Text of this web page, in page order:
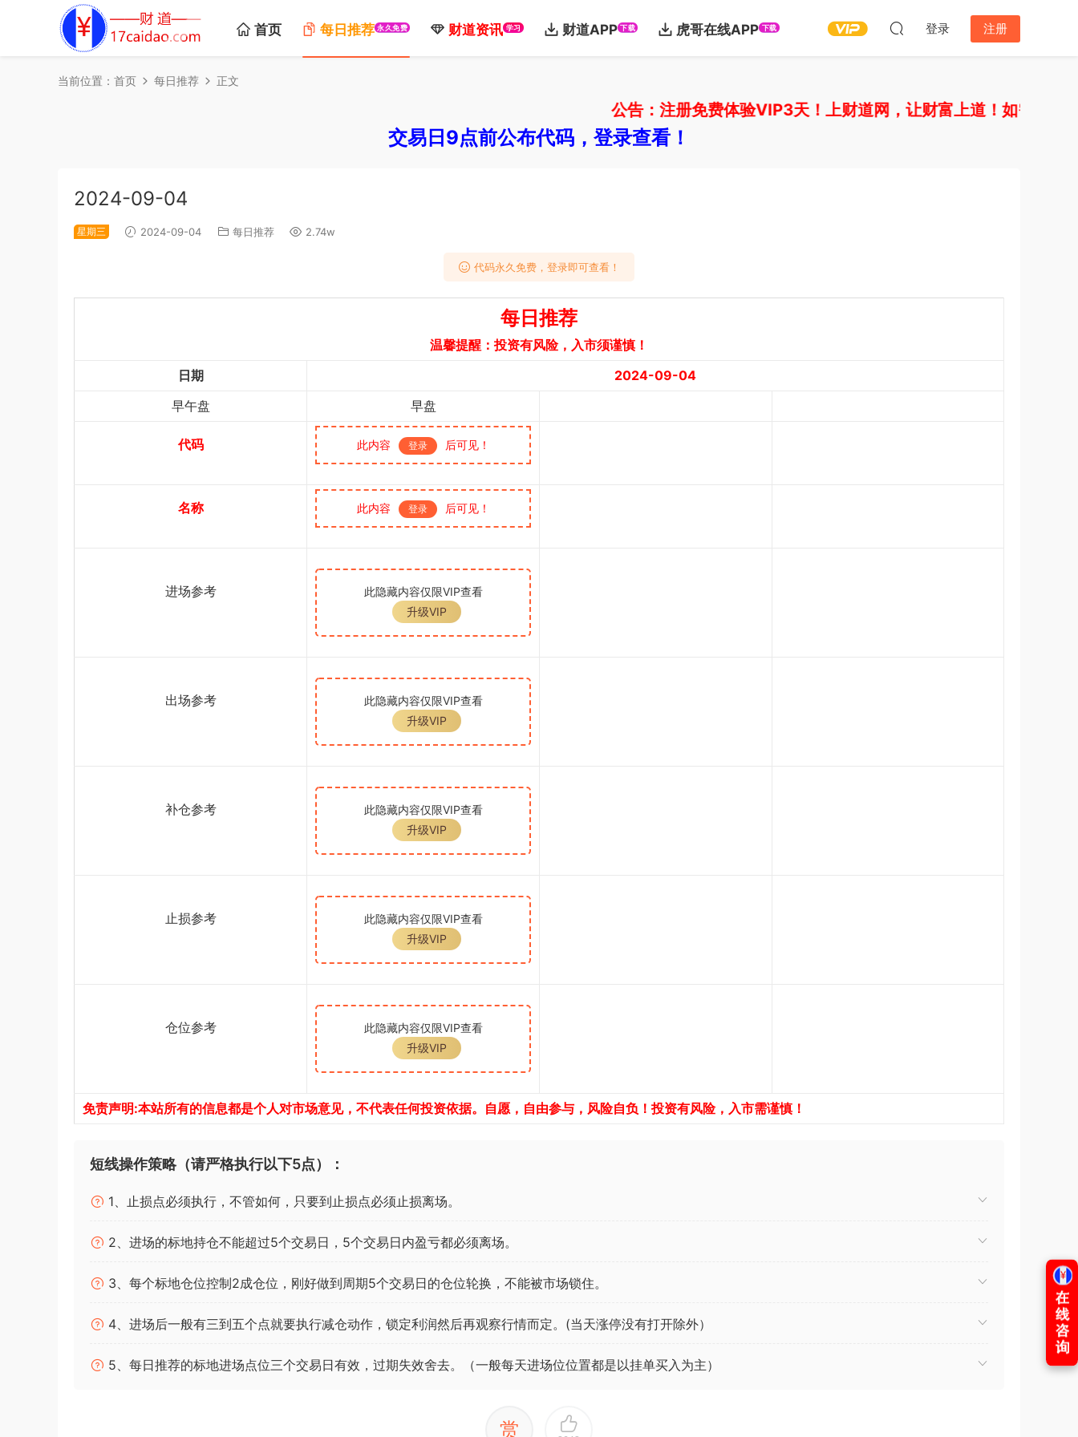
首页 每日推荐 永久免费 财道资讯 学习 财道APP 下载 虎哥在线APP 下载 登录 注册
当前位置： 首页 每日推荐 正文
公告：注册免费体验VIP3天！上财道网，让财富上道！如需开通其他
交易日9点前公布代码，登录查看！
2024-09-04
星期三 2024-09-04 每日推荐 2.74w
代码永久免费，登录即可查看！
每日推荐
温馨提醒：投资有风险，入市须谨慎！
日期
2024-09-04
早午盘
早盘
代码 此内容 登录 后可见！
名称 此内容 登录 后可见！
进场参考
此隐藏内容仅限VIP查看
升级VIP
出场参考
此隐藏内容仅限VIP查看
升级VIP
补仓参考
此隐藏内容仅限VIP查看
升级VIP
止损参考
此隐藏内容仅限VIP查看
升级VIP
仓位参考
此隐藏内容仅限VIP查看
升级VIP
免责声明:本站所有的信息都是个人对市场意见，不代表任何投资依据。自愿，自由参与，风险自负！投资有风险，入市需谨慎！
短线操作策略（请严格执行以下5点）：
1、止损点必须执行，不管如何，只要到止损点必须止损离场。
2、进场的标地持仓不能超过5个交易日，5个交易日内盈亏都必须离场。
3、每个标地仓位控制2成仓位，刚好做到周期5个交易日的仓位轮换，不能被市场锁住。
4、进场后一般有三到五个点就要执行减仓动作，锁定利润然后再观察行情而定。(当天涨停没有打开除外）
5、每日推荐的标地进场点位三个交易日有效，过期失效舍去。（一般每天进场位位置都是以挂单买入为主）
赏